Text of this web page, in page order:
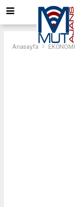
Anasayfa EKONOMİ